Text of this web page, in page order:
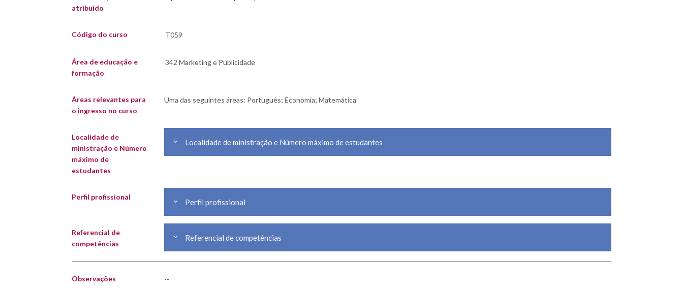
atribuído
Código do curso
Área de educação e
formação
Áreas relevantes para
o ingresso no curso
Uma das seguintes áreas: Português; Economia; Matemática
Localidade de
ministração e Número
máximo de
estudantes
Localidade de ministração e Número máximo de estudantes
Perfil profissional
Perfil profissional
Referencial de
competências
Referencial de competências
Observações --